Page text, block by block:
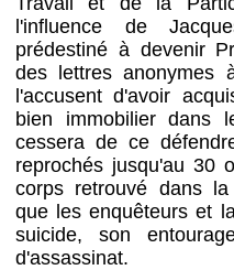
l'influence de
prédestiné à devenir
des lettres anonymes
l'accusent d'avoir
bien immobilier dans
cessera de ce
reprochés jusqu'au 30
corps retrouvé dans
que les enquêteurs et
suicide, son
d'assassinat.